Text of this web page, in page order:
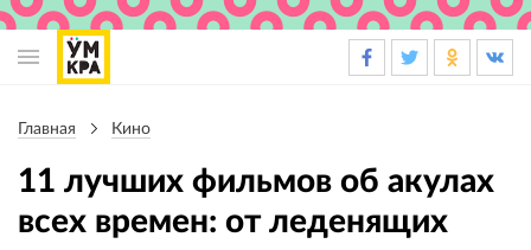
навигации
Главная Кино
11 лучших фильмов об акулах
всех времен: от леденящих